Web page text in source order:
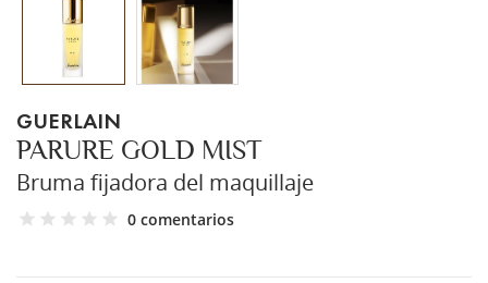
GUERLAIN
PARURE GOLD MIST
Bruma fijadora del maquillaje
0 comentarios